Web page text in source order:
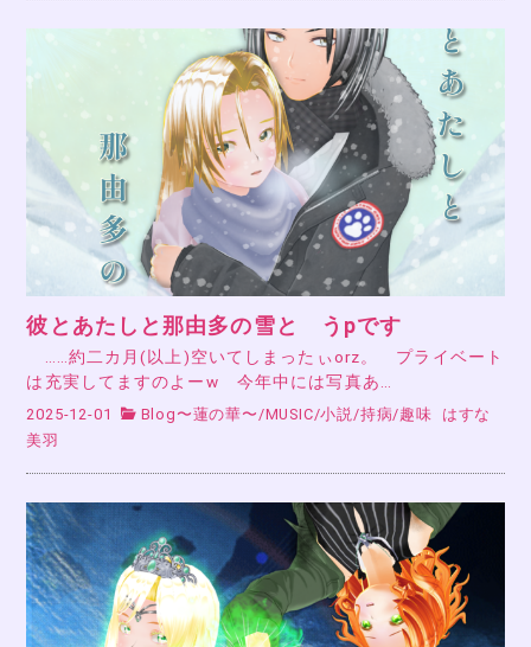
彼とあたしと那由多の雪と うpです
……約二カ月(以上)空いてしまったぃorz。 プライベート
は充実してますのよーw 今年中には写真あ…
2025-12-01 Blog〜蓮の華〜/MUSIC/小説/持病/趣味
はすな
美羽